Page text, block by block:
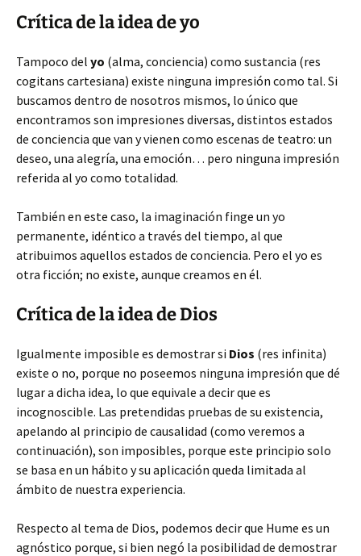
Crítica de la idea de yo
Tampoco del yo (alma, conciencia) como sustancia (res
cogitans cartesiana) existe ninguna impresión como tal. Si
buscamos dentro de nosotros mismos, lo único que
encontramos son impresiones diversas, distintos estados
de conciencia que van y vienen como escenas de teatro: un
deseo, una alegría, una emoción… pero ninguna impresión
referida al yo como totalidad.
También en este caso, la imaginación finge un yo
permanente, idéntico a través del tiempo, al que
atribuimos aquellos estados de conciencia. Pero el yo es
otra ficción; no existe, aunque creamos en él.
Crítica de la idea de Dios
Igualmente imposible es demostrar si Dios (res infinita)
existe o no, porque no poseemos ninguna impresión que dé
lugar a dicha idea, lo que equivale a decir que es
incognoscible. Las pretendidas pruebas de su existencia,
apelando al principio de causalidad (como veremos a
continuación), son imposibles, porque este principio solo
se basa en un hábito y su aplicación queda limitada al
ámbito de nuestra experiencia.
Respecto al tema de Dios, podemos decir que Hume es un
agnóstico porque, si bien negó la posibilidad de demostrar